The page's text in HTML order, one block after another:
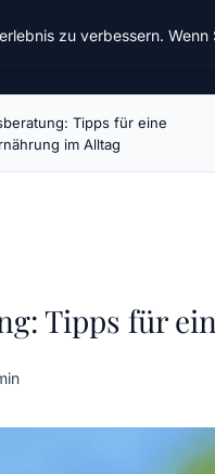
Tipps für eine
im Alltag
Tipps für
zu verbessern.